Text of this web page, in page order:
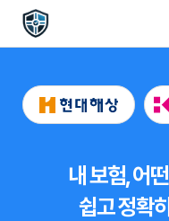
내 보험, 어
쉽고 정확